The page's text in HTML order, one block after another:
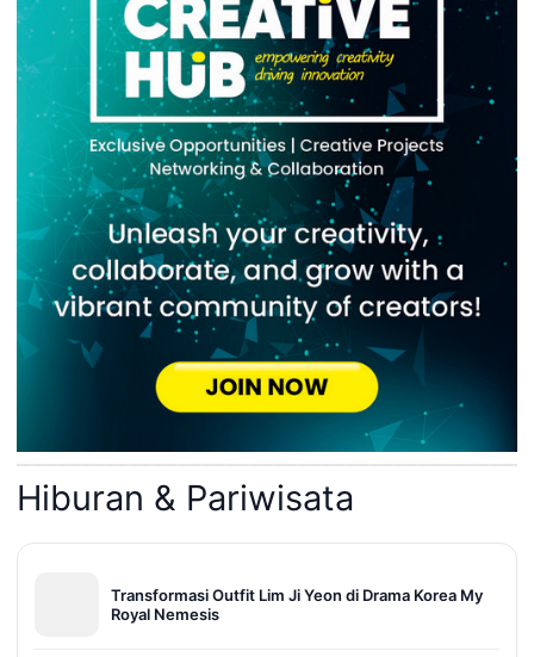
Hiburan & Pariwisata
Transformasi Outfit Lim Ji Yeon di Drama Korea My
Royal Nemesis